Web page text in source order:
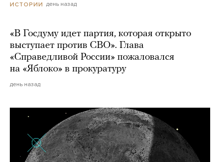
ИСТОРИИ день назад
«В Госдуму идет партия, которая открыто
выступает против СВО». Глава
«Справедливой России» пожаловался
на «Яблоко» в прокуратуру
день назад